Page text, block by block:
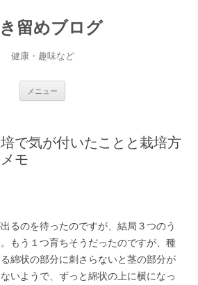
留めブログ
健康・趣味など
メニュー
へ
ス
キ
で気が付いたことと栽培方
モ
るのを待ったのですが、結局３つのう
もう１つ育ちそうだったのですが、種
綿状の部分に刺さらないと茎の部分が
いようで、ずっと綿状の上に横になっ